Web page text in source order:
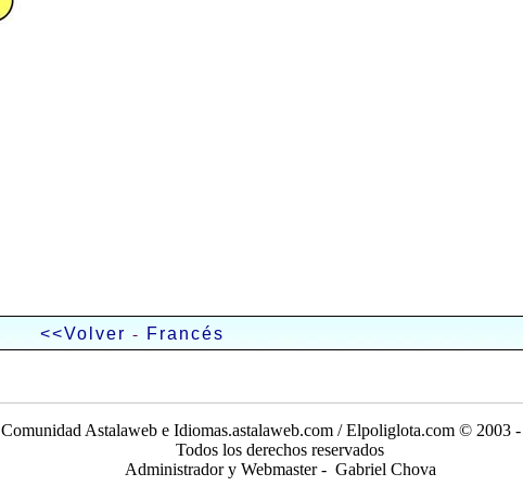
<<Volver - Francés
Comunidad Astalaweb e Idiomas.astalaweb.com / Elpoliglota.com © 2003
Todos los derechos reservados
Administrador y Webmaster - Gabriel Chova